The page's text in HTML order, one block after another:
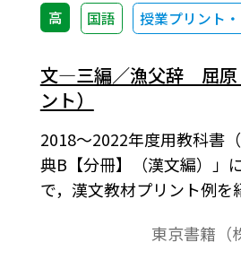
高 国語 授業プリント
文―三編／漁父辞 屈原
ント）
2018～2022年度用教科書
典B【分冊】（漢文編）」
で，漢文教材プリント例を
東京書籍